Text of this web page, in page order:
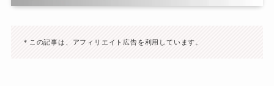
＊この記事は、アフィリエイト広告を利用しています。